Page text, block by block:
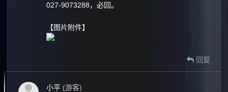
027-9073288，必回。
【图片附件】
回复
小平 (游客)